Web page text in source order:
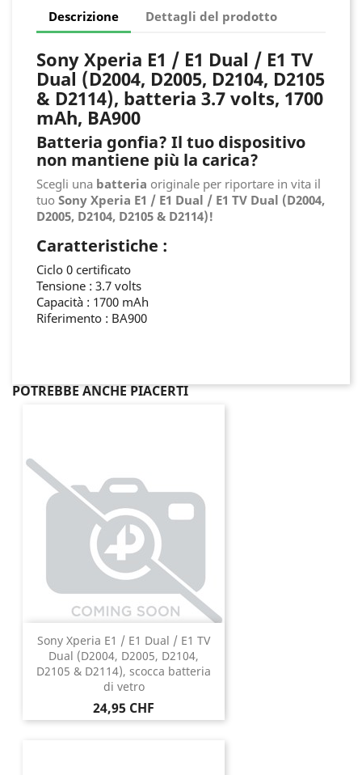
Descrizione Dettagli del prodotto
Sony Xperia E1 / E1 Dual / E1 TV
Dual (D2004, D2005, D2104, D2105
& D2114), batteria 3.7 volts, 1700
mAh, BA900
Batteria gonfia? Il tuo dispositivo
non mantiene più la carica?
Scegli una batteria originale per riportare in vita il
tuo Sony Xperia E1 / E1 Dual / E1 TV Dual (D2004,
D2005, D2104, D2105 & D2114)!
Caratteristiche :
Ciclo 0 certificato
Tensione : 3.7 volts
Capacità : 1700 mAh
Riferimento : BA900
POTREBBE ANCHE PIACERTI
Sony Xperia E1 / E1 Dual / E1 TV
Dual (D2004, D2005, D2104,
D2105 & D2114), scocca batteria
di vetro
Prezzo
24,95 CHF